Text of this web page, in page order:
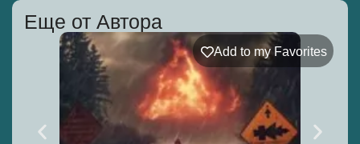
Еще от Автора
Add to my Favorites